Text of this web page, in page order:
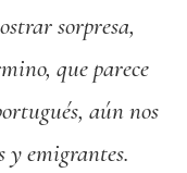
sorpresa,
que parece
aún nos
y emigrantes.